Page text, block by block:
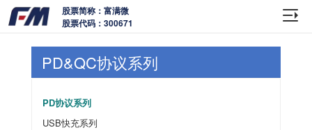
股票简称：富满微
股票代码：300671
PD&QC协议系列
PD协议系列
USB快充系列